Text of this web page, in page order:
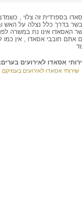
בספרדית זה צלוי ,
בדרך כלל נצלה על האש
האסאדו אינו נח במשרה
אתם חובבי אסאדו , אין כמו
אסאדו לאירועים בערים:
שירותי אסאדו לאירועים בעמיקם